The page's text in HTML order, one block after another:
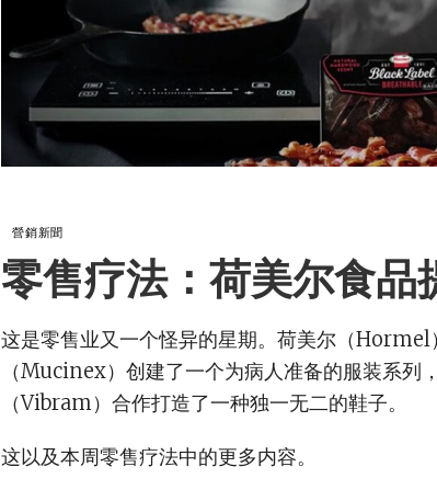
營銷新聞
零售疗法：荷美尔食品
这是零售业又一个怪异的星期。荷美尔（Hormel
（Mucinex）创建了一个为病人准备的服装系
（Vibram）合作打造了一种独一无二的鞋子。
这以及本周零售疗法中的更多内容。